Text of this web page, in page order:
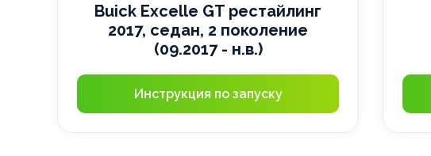
Buick Excelle GT рестайлинг
2017, седан, 2 поколение
(09.2017 - н.в.)
Инструкция по запуску